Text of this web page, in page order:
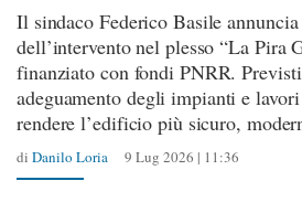
Il sindaco Federico Basile
dell’intervento nel plesso “La Pira
finanziato con fondi PNRR.
adeguamento degli impianti e
rendere l’edificio più sicuro,
di Danilo Loria 9 Lug 2026 | 11:36